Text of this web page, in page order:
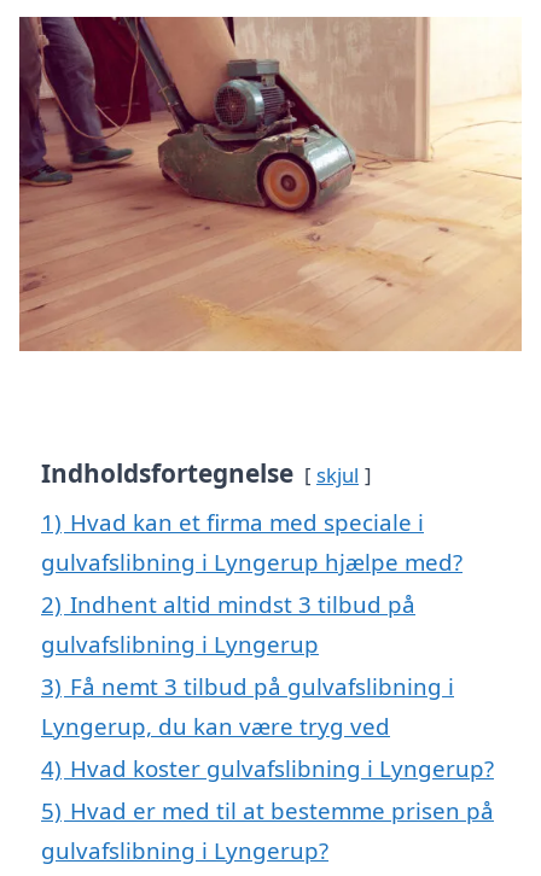
Indholdsfortegnelse skjul
1) Hvad kan et firma med speciale i
gulvafslibning i Lyngerup hjælpe med?
2) Indhent altid mindst 3 tilbud på
gulvafslibning i Lyngerup
3) Få nemt 3 tilbud på gulvafslibning i
Lyngerup, du kan være tryg ved
4) Hvad koster gulvafslibning i Lyngerup?
5) Hvad er med til at bestemme prisen på
gulvafslibning i Lyngerup?